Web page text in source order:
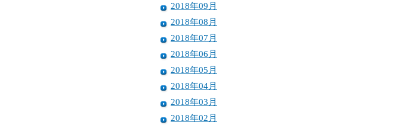
2018年09月
2018年08月
2018年07月
2018年06月
2018年05月
2018年04月
2018年03月
2018年02月